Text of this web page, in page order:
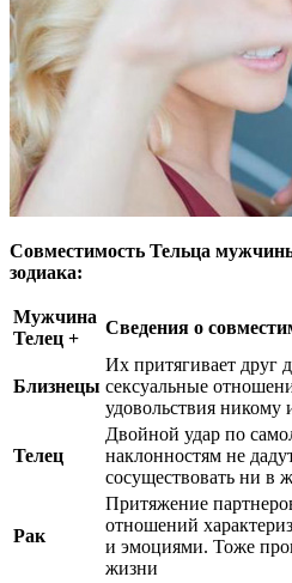
Совместимость Тельца
зодиака:
Мужчина
Телец +
Сведения о
Близнецы
Их притягивает друг
сексуальные
удовольствия никому
Телец
Двойной удар по
наклонностям не
сосуществовать ни в
Рак
Притяжение
отношений
и эмоциями. Тоже
жизни